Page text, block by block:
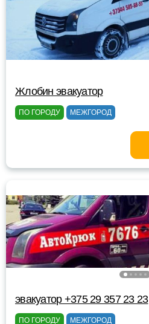
Жлобин эвакуатор
ПО ГОРОДУ МЕЖГОРОД
эвакуатор +375 29 357 23 23
ПО ГОРОДУ МЕЖГОРОД